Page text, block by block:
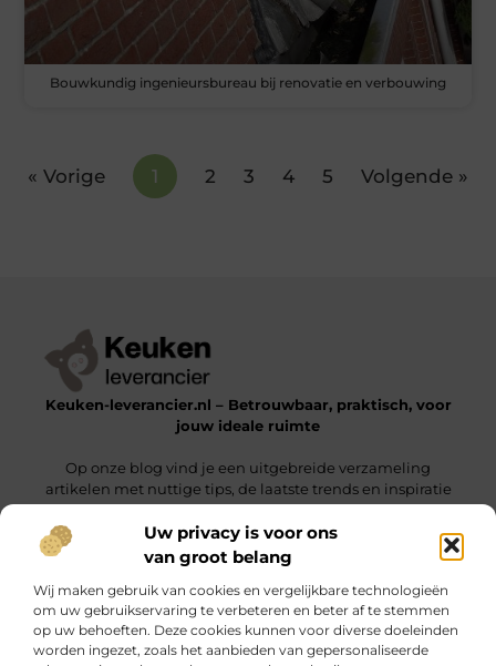
Uw privacy is voor ons
van groot belang
Wij maken gebruik van cookies en vergelijkbare technologieën
om uw gebruikservaring te verbeteren en beter af te stemmen
op uw behoeften. Deze cookies kunnen voor diverse doeleinden
worden ingezet, zoals het aanbieden van gepersonaliseerde
Bouwkundig ingenieursbureau bij renovatie en verbouwing
« Vorige 1 2 3 4 5 Volgende »
Keuken-leverancier.nl – Betrouwbaar, praktisch, voor
jouw ideale ruimte
Op onze blog vind je een uitgebreide verzameling
artikelen met nuttige tips, de laatste trends en inspiratie
om een functionele en stijlvolle omgeving te realiseren.
Onze informatie
Bericht categorie